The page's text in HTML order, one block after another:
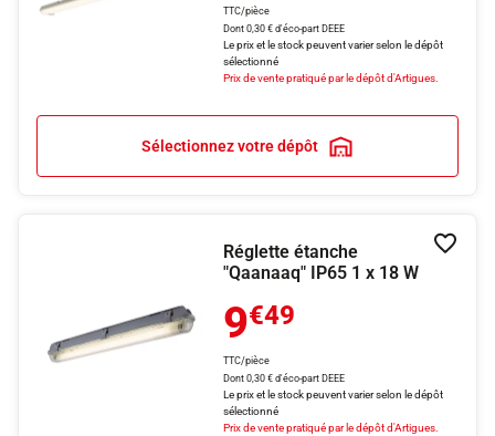
TTC/pièce
Dont 0,30 € d'éco-part DEEE
Le prix et le stock peuvent varier selon le dépôt
sélectionné
Prix de vente pratiqué par le dépôt d'Artigues.
Sélectionnez votre dépôt
Réglette étanche
"Qaanaaq" IP65 1 x 18 W
9€49
TTC/pièce
Dont 0,30 € d'éco-part DEEE
Le prix et le stock peuvent varier selon le dépôt
sélectionné
Prix de vente pratiqué par le dépôt d'Artigues.